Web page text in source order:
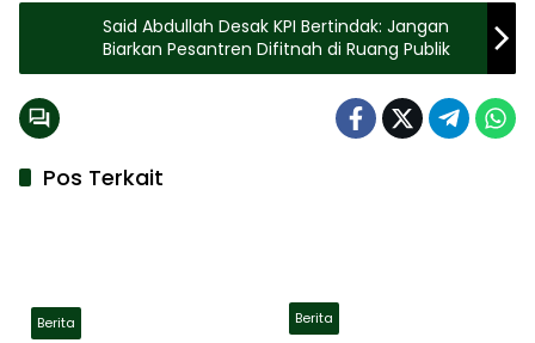
Said Abdullah Desak KPI Bertindak: Jangan
Biarkan Pesantren Difitnah di Ruang Publik
Pos Terkait
Berita Berita